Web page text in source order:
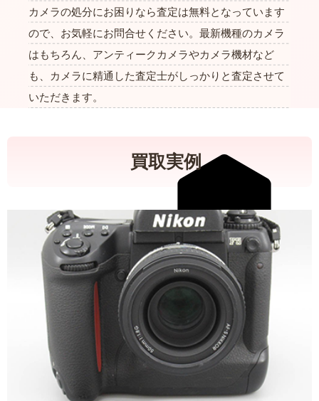
カメラの処分にお困りなら査定は無料となっています
ので、お気軽にお問合せください。最新機種のカメラ
はもちろん、アンティークカメラやカメラ機材など
も、カメラに精通した査定士がしっかりと査定させて
いただきます。
買取実例